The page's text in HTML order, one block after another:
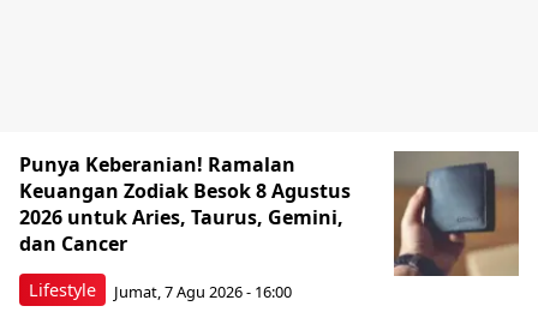
Lifestyle
Punya Keberanian! Ramalan
Keuangan Zodiak Besok 8 Agustus
2026 untuk Aries, Taurus, Gemini,
dan Cancer
Jumat, 7 Agu 2026 - 16:00